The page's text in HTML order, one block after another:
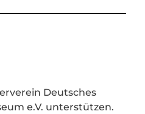
Deutsches
e.V. unterstützen.